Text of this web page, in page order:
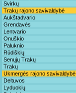
Svirkų
Trakų rajono savivaldybė
Aukštadvario
Grendavės
Lentvario
Onuškio
Paluknio
Rūdiškių
Senųjų Trakų
Trakų
Ukmergės rajono savivaldybė
Deltuvos
Lyduokių